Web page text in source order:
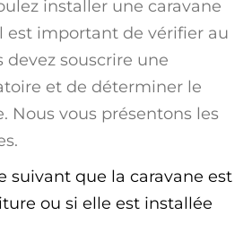
installer une caravane
est important de vérifier au
devez souscrire une
et de déterminer le
Nous vous présentons les
suivant que la caravane est
ou si elle est installée